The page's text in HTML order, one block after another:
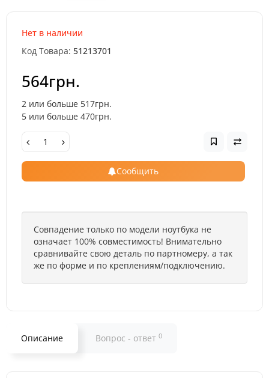
Нет в наличии
Код Товара: 51213701
564грн.
2 или больше 517грн.
5 или больше 470грн.
Сообщить
Совпадение только по модели ноутбука не
означает 100% совместимость! Внимательно
сравнивайте свою деталь по партномеру, а так
же по форме и по креплениям/подключению.
Описание Вопрос - ответ 0